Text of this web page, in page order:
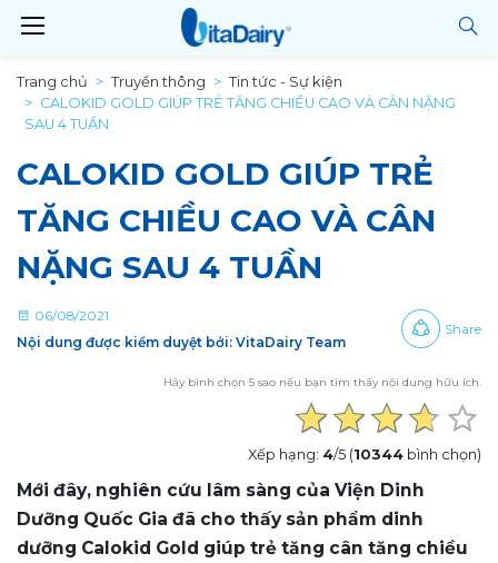
Trang chủ Truyền thông
Tin tức - Sự kiện
CALOKID GOLD GIÚP TRẺ TĂNG CHIỀU CAO VÀ CÂN NẶNG
SAU 4 TUẦN
CALOKID GOLD GIÚP TRẺ
TĂNG CHIỀU CAO VÀ CÂN
NẶNG SAU 4 TUẦN
06/08/2021
Nội dung được kiểm duyệt bởi: VitaDairy Team
Share
Hãy bình chọn 5 sao nếu bạn tìm thấy nội dung hữu ích.
Xếp hạng: 4/5 (10344 bình chọn)
Mới đây, nghiên cứu lâm sàng của Viện Dinh
Dưỡng Quốc Gia đã cho thấy sản phẩm dinh
dưỡng Calokid Gold giúp trẻ tăng cân tăng chiều